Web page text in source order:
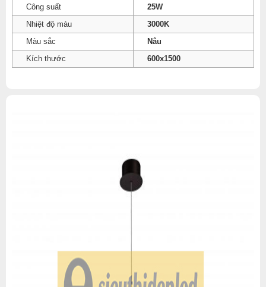
Công suất
25W
Nhiệt độ màu
3000K
Màu sắc
Nâu
Kích thước
600x1500